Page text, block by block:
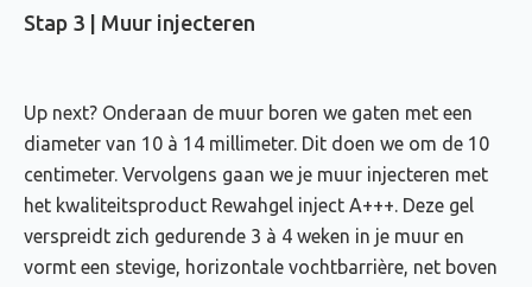
Stap 3 | Muur injecteren
Up next? Onderaan de muur boren we gaten met een
diameter van 10 à 14 millimeter. Dit doen we om de 10
centimeter. Vervolgens gaan we je muur injecteren met
het kwaliteitsproduct Rewahgel inject A+++. Deze gel
verspreidt zich gedurende 3 à 4 weken in je muur en
vormt een stevige, horizontale vochtbarrière, net boven